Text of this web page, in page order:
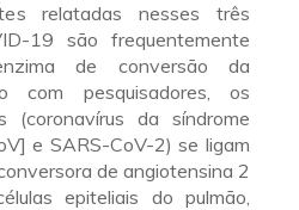
relatadas nesses três
19 são frequentemente
de conversão da
com pesquisadores, os
(coronavírus da síndrome
e SARS-CoV-2) se ligam
de angiotensina 2
epiteliais do pulmão,